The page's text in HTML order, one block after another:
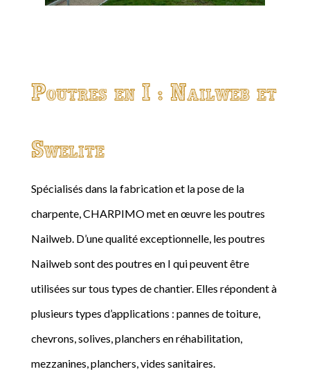
Poutres en I : Nailweb et
Swelite
Spécialisés dans la fabrication et la pose de la
charpente, CHARPIMO met en œuvre les poutres
Nailweb. D’une qualité exceptionnelle, les poutres
Nailweb sont des poutres en I qui peuvent être
utilisées sur tous types de chantier. Elles répondent à
plusieurs types d’applications : pannes de toiture,
chevrons, solives, planchers en réhabilitation,
mezzanines, planchers, vides sanitaires.